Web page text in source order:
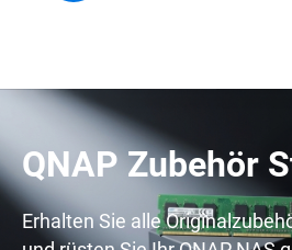
QNAP Zubehör
Erhalten Sie alle